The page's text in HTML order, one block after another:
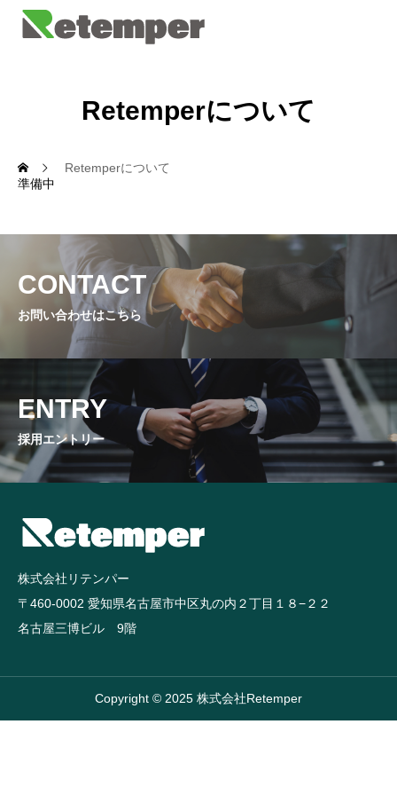
Retemperについて
Retemperについて
準備中
CONTACT
お問い合わせはこちら
ENTRY
採用エントリー
株式会社リテンパー
〒460-0002 愛知県名古屋市中区丸の内２丁目１８−２２
名古屋三博ビル 9階
Copyright © 2025 株式会社Retemper